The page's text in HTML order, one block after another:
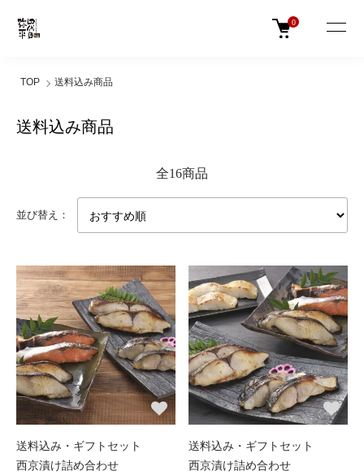
0
TOP 送料込み商品
送料込み商品
全16商品
並び替え：
送料込み・ギフトセット
西京漬け詰め合わせ
送料込み・ギフトセット
西京漬け詰め合わせ